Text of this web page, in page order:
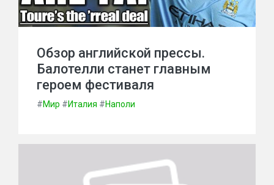
Обзор английской прессы.
Балотелли станет главным
героем фестиваля
#Мир #Италия #Наполи